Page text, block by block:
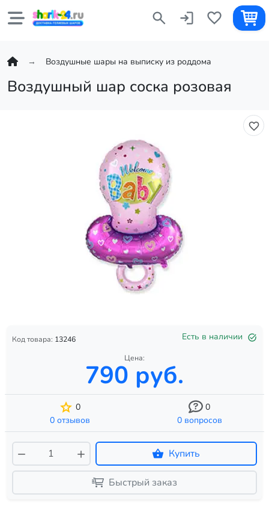
Воздушные шары на выписку из роддома
Воздушный шар соска розовая
Код товара: 13246 Есть в наличии
Цена:
790 руб.
0
0 отзывов
0
0 вопросов
Купить
Быстрый заказ